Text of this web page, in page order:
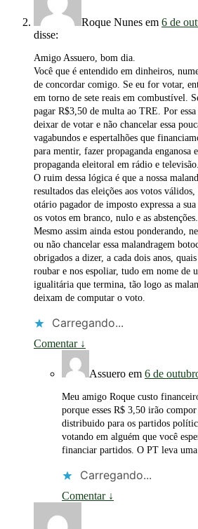
Roque Nunes em 6 de
disse:
Amigo Assuero, bom dia.
Você que é entendido em dinheiros,
de concordar comigo. Se eu for votar,
em torno de sete reais em combustível.
pagar R$3,50 de multa ao TRE. Por
deixar de votar e não chancelar essa
vagabundos e espertalhões que
para mentir, fazer propaganda enganosa
propaganda eleitoral em rádio e televisão.
O ruim dessa lógica é que a nossa
resultados das eleições aos votos
otário pagador de imposto expressa a
os votos em branco, nulo e as abstenções.
Mesmo assim ainda estou ponderando,
ou não chancelar essa malandragem
obrigados a dizer, a cada dois anos,
roubar e nos espoliar, tudo em nome de
igualitária que termina, tão logo as
deixam de computar o voto.
Carregando...
Comentar ↓
Assuero em 6 de
Meu amigo Roque custo
porque esses R$ 3,50 irão
distribuido para os partidos
votando em alguém que você
financiar partidos. O PT leva uma
Carregando...
Comentar ↓